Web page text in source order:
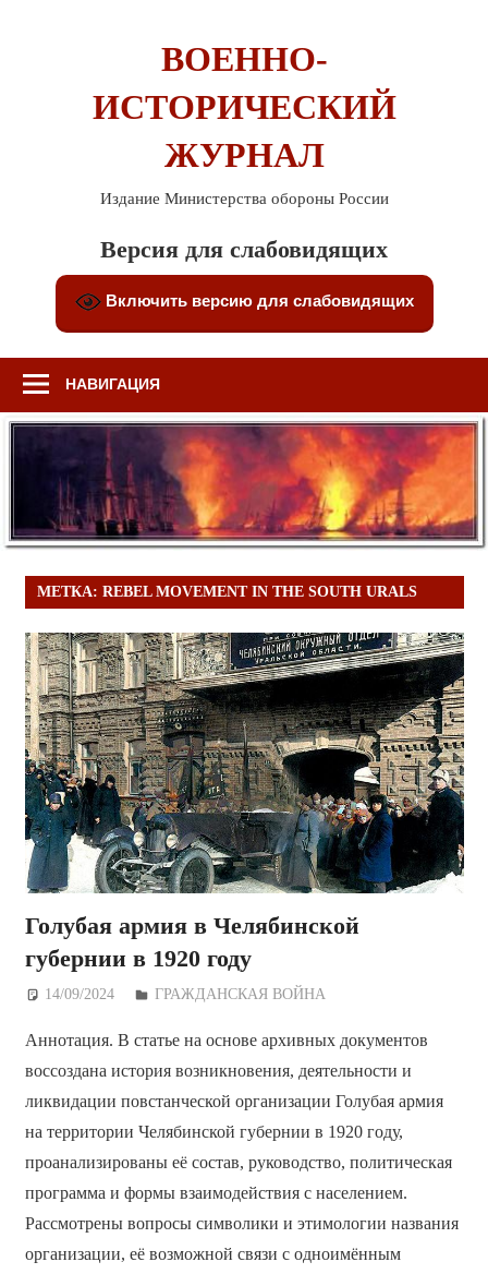
ВОЕННО-
ИСТОРИЧЕСКИЙ
ЖУРНАЛ
Издание Министерства обороны России
Версия для слабовидящих
Включить версию для слабовидящих
НАВИГАЦИЯ
МЕТКА: REBEL MOVEMENT IN THE SOUTH URALS
Голубая армия в Челябинской
губернии в 1920 году
14/09/2024 Дежурный по Редакции
ГРАЖДАНСКАЯ ВОЙНА
Аннотация. В статье на основе архивных документов
воссоздана история возникновения, деятельности и
ликвидации повстанческой организации Голубая армия
на территории Челябинской губернии в 1920 году,
проанализированы её состав, руководство, политическая
программа и формы взаимодействия с населением.
Рассмотрены вопросы символики и этимологии названия
организации, её возможной связи с одноимённым